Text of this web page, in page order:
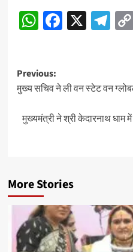
WhatsApp
X
Post
navigation
Previous:
मुख्य सचिव ने ली वन स्टेट वन
मुख्यमंत्री ने श्री केदारनाथ धाम
More Stories